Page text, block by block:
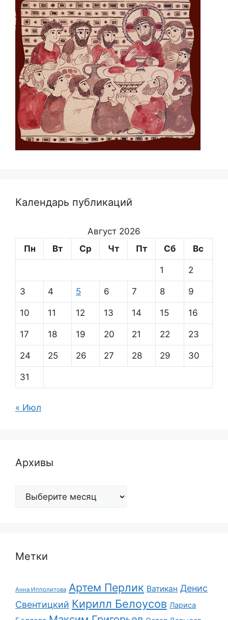
Календарь публикаций
Август 2026
Пн
Вт Ср Чт Пт Сб Вс
1 2
3 4 5 6 7 8 9
10 11 12 13 14 15 16
17 18 19 20 21 22 23
24 25 26 27 28 29 30
31
« Июл
Архивы
Архивы
Метки
Анна Ипполитова Артем Перлик Ватикан Денис
Свентицкий Кирилл Белоусов Лариса